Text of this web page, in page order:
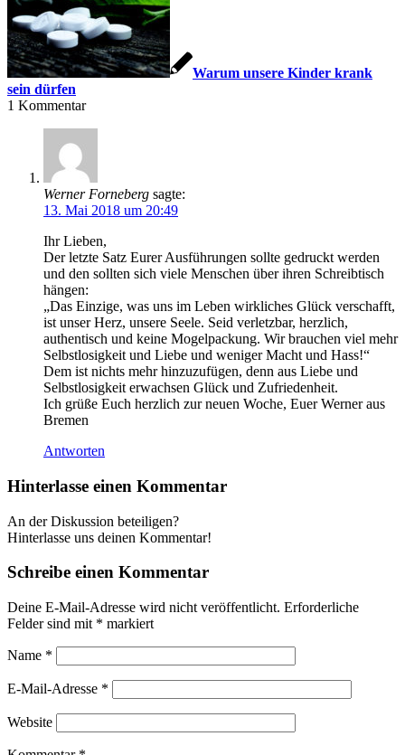
Warum unsere Kinder krank
sein dürfen
1 Kommentar
Werner Forneberg sagte:
13. Mai 2018 um 20:49
Ihr Lieben,
Der letzte Satz Eurer Ausführungen sollte gedruckt werden
und den sollten sich viele Menschen über ihren Schreibtisch
hängen:
„Das Einzige, was uns im Leben wirkliches Glück verschafft,
ist unser Herz, unsere Seele. Seid verletzbar, herzlich,
authentisch und keine Mogelpackung. Wir brauchen viel mehr
Selbstlosigkeit und Liebe und weniger Macht und Hass!“
Dem ist nichts mehr hinzuzufügen, denn aus Liebe und
Selbstlosigkeit erwachsen Glück und Zufriedenheit.
Ich grüße Euch herzlich zur neuen Woche, Euer Werner aus
Bremen
Antworten
Hinterlasse einen Kommentar
An der Diskussion beteiligen?
Hinterlasse uns deinen Kommentar!
Schreibe einen Kommentar
Deine E-Mail-Adresse wird nicht veröffentlicht. Erforderliche
Felder sind mit * markiert
Name *
E-Mail-Adresse *
Website